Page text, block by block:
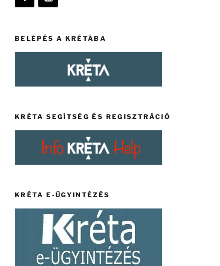
BELÉPÉS A KRÉTÁBA
KRÉTA SEGÍTSÉG ÉS REGISZTRÁCIÓ
KRÉTA E-ÜGYINTÉZÉS